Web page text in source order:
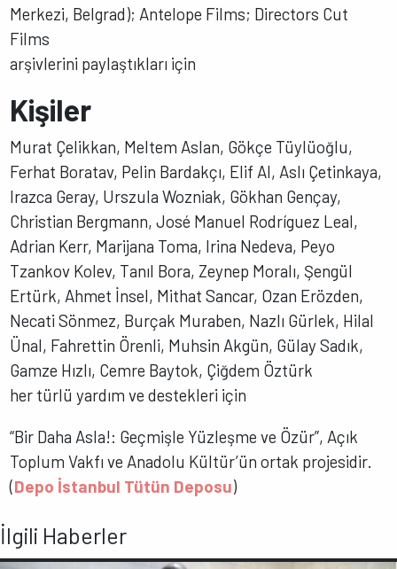
Merkezi, Belgrad); Antelope Films; Directors Cut
Films
arşivlerini paylaştıkları için
Kişiler
Murat Çelikkan, Meltem Aslan, Gökçe Tüylüoğlu,
Ferhat Boratav, Pelin Bardakçı, Elif Al, Aslı Çetinkaya,
Irazca Geray, Urszula Wozniak, Gökhan Gençay,
Christian Bergmann, José Manuel Rodríguez Leal,
Adrian Kerr, Marijana Toma, Irina Nedeva, Peyo
Tzankov Kolev, Tanıl Bora, Zeynep Moralı, Şengül
Ertürk, Ahmet İnsel, Mithat Sancar, Ozan Erözden,
Necati Sönmez, Burçak Muraben, Nazlı Gürlek, Hilal
Ünal, Fahrettin Örenli, Muhsin Akgün, Gülay Sadık,
Gamze Hızlı, Cemre Baytok, Çiğdem Öztürk
her türlü yardım ve destekleri için
“Bir Daha Asla!: Geçmişle Yüzleşme ve Özür”, Açık
Toplum Vakfı ve Anadolu Kültür’ün ortak projesidir.
(Depo İstanbul Tütün Deposu)
İlgili Haberler